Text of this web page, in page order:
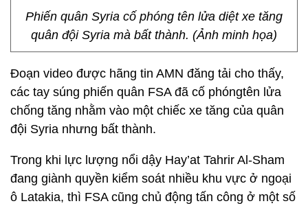
Phiến quân Syria cố phóng tên lửa diệt xe tăng
quân đội Syria mà bất thành. (Ảnh minh họa)
Đoạn video được hãng tin AMN đăng tải cho thấy,
các tay súng phiến quân FSA đã cố phóngtên lửa
chống tăng nhằm vào một chiếc xe tăng của quân
đội Syria nhưng bất thành.
Trong khi lực lượng nổi dậy Hay’at Tahrir Al-Sham
đang giành quyền kiểm soát nhiều khu vực ở ngoại
ô Latakia, thì FSA cũng chủ động tấn công ở một số